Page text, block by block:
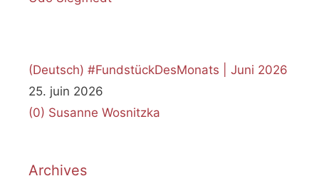
(Deutsch) #FundstückDesMonats | Juni 2026
25. juin 2026
(0) Susanne Wosnitzka
Archives